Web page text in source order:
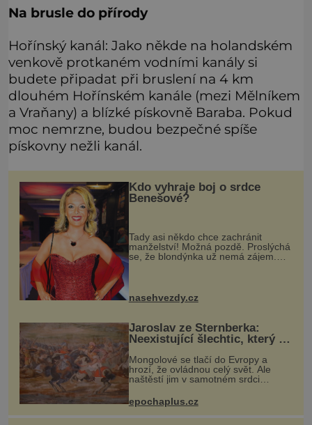
Na brusle do přírody
Hořínský kanál: Jako někde na holandském
venkově protkaném vodními kanály si
budete připadat při bruslení na 4 km
dlouhém Hořínském kanále (mezi Mělníkem
a Vraňany) a blízké pískovně Baraba. Pokud
moc nemrzne, budou bezpečné spíše
pískovny nežli kanál.
Kdo vyhraje boj o srdce
Benešové?
Tady asi někdo chce zachránit
manželství! Možná pozdě. Proslýchá
se, že blondýnka už nemá zájem.
Má manžel ještě šanci vše urovnat?
Tomáš Matonoha (55) velice dobř
nasehvezdy.cz
Jaroslav ze Šternberka:
Neexistující šlechtic, který z
Moravy vyžene Mongoly
Mongolové se tlačí do Evropy a
hrozí, že ovládnou celý svět. Ale
naštěstí jim v samotném srdci
Evropy stojí v cestě malé, ale silné
království, které dokáže
dobyvatelské hordy zastavit. Co
nedokáže žá
epochaplus.cz